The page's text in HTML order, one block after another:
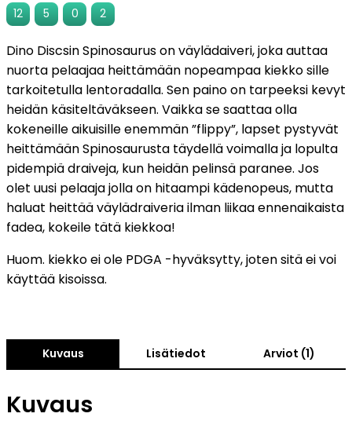
12 5 0 2
Dino Discsin Spinosaurus on väylädaiveri, joka auttaa
nuorta pelaajaa heittämään nopeampaa kiekko sille
tarkoitetulla lentoradalla. Sen paino on tarpeeksi kevyt
heidän käsiteltäväkseen. Vaikka se saattaa olla
kokeneille aikuisille enemmän ”flippy”, lapset pystyvät
heittämään Spinosaurusta täydellä voimalla ja lopulta
pidempiä draiveja, kun heidän pelinsä paranee. Jos
olet uusi pelaaja jolla on hitaampi kädenopeus, mutta
haluat heittää väylädraiveria ilman liikaa ennenaikaista
fadea, kokeile tätä kiekkoa!
Huom. kiekko ei ole PDGA -hyväksytty, joten sitä ei voi
käyttää kisoissa.
Kuvaus Lisätiedot Arviot (1)
Kuvaus